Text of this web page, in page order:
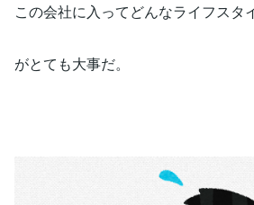
この会社に入ってどんなライフスタ
がとても大事だ。